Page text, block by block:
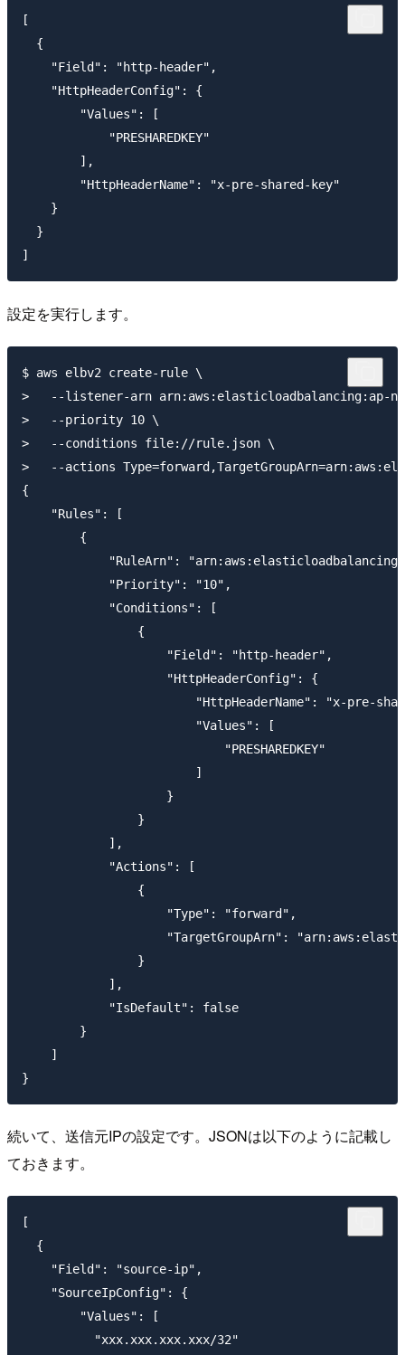
[
  {
    "Field": "http-header",
    "HttpHeaderConfig": {
        "Values": [
            "PRESHAREDKEY"
        ],
        "HttpHeaderName": "x-pre-shared-key"
    }
  }
設定を実行します。
$ aws elbv2 create-rule \
>   --listener-arn arn:aws:elasticloadbalancing:ap-
>   --priority 10 \
>   --conditions file://rule.json \
>   --actions
{
    "Rules": [
        {
"RuleArn":
            "Priority": "10",
            "Conditions": [
                {
                    "Field": "http-header",
                    "HttpHeaderConfig": {
"HttpHeaderName": "x-pre-
                        "Values": [
                            "PRESHAREDKEY"
                        ]
                    }
                }
            ],
            "Actions": [
                {
                    "Type": "forward",
"TargetGroupArn":
                }
            ],
            "IsDefault": false
        }
    ]
続いて、送信元IPの設定です。JSONは以下のように記載し
ておきます。
[
  {
    "Field": "source-ip",
    "SourceIpConfig": {
        "Values": [
          "xxx.xxx.xxx.xxx/32"